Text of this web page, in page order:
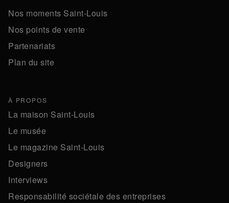
Nos moments Saint-Louis
Nos points de vente
Partenariats
Plan du site
À PROPOS
La maison Saint-Louis
Le musée
Le magazine Saint-Louis
Designers
Interviews
Responsabilité sociétale des entreprises